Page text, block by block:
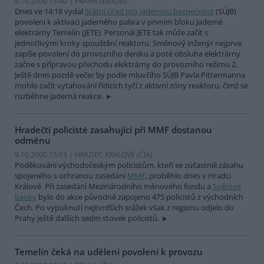
Dnes ve 14:18 vydal Státní úřad pro jadernou bezpečnost (SÚJB)
povolení k aktivaci jaderného paliva v prvním bloku Jaderné
elektrárny Temelín (JETE). Personál JETE tak může začít s
jednotlivými kroky spouštění reaktoru. Směnový inženýr nejprve
zapíše povolení do provozního deníku a poté obsluha elektrárny
začne s přípravou přechodu elektrárny do provozního režimu 2.
Ještě dnes pozdě večer by podle mluvčího SÚJB Pavla Pittermanna
mohlo začít vytahování řídících tyčí z aktivní zóny reaktoru, čímž se
rozběhne jaderná reakce.
Hradečtí policisté zasahující při MMF dostanou
odměnu
9.10.2000 15:03 | HRADEC KRÁLOVÉ (ČIA)
Poděkování východočeským policistům, kteří se zúčastnili zásahu
spojeného s ochranou zasedání MMF, proběhlo dnes v Hradci
Králové. Při zasedání Mezinárodního měnového fondu a Světové
banky bylo do akce původně zapojeno 475 policistů z východních
Čech. Po vypuknutí nejtvrdších srážek však z regionu odjelo do
Prahy ještě dalších sedm stovek policistů.
Temelín čeká na udělení povolení k provozu